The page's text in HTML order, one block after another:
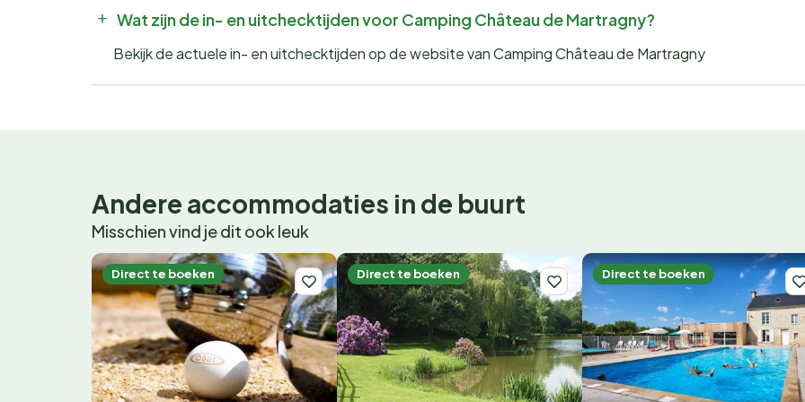
Wat zijn de in- en uitchecktijden voor Camping Château de Martragny?
Bekijk de actuele in- en uitchecktijden op de website van Camping Château de Martragny
Andere accommodaties in de buurt
Misschien vind je dit ook leuk
Direct te boeken Direct te boeken Direct te boeken